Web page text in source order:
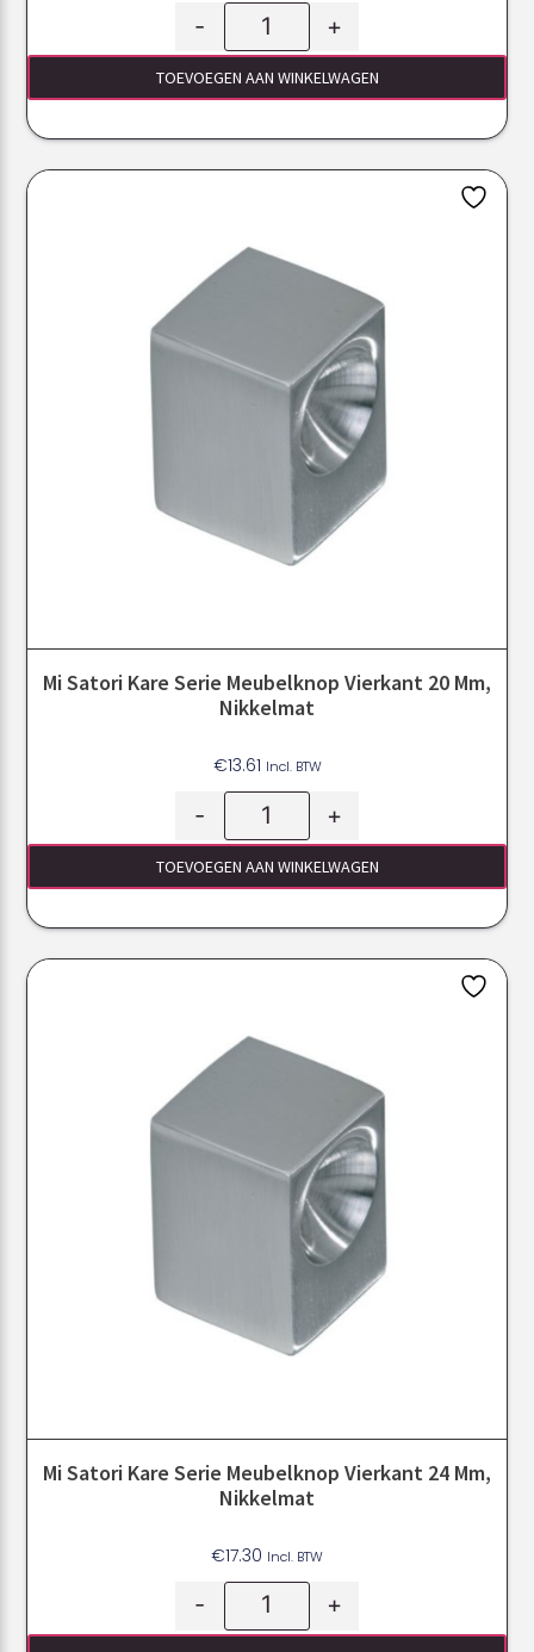
- +
TOEVOEGEN AAN WINKELWAGEN
Mi Satori Kare Serie Meubelknop Vierkant 20 Mm,
Nikkelmat
€13.61 Incl. BTW
- +
TOEVOEGEN AAN WINKELWAGEN
Mi Satori Kare Serie Meubelknop Vierkant 24 Mm,
Nikkelmat
€17.30 Incl. BTW
- +